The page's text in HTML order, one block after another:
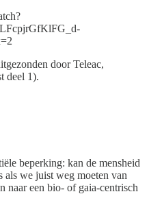
door Teleac,
deel 1).
beperking: kan de mensheid
als we juist weg moeten van
naar een bio- of gaia-centrisch